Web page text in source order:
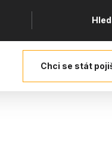
Chci se stát